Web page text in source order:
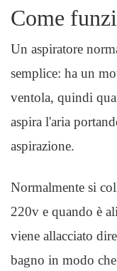
Come
Un aspiratore
semplice: ha un
ventola, quindi
aspira l'aria
aspirazione.
Normalmente si
220v e quando è
viene allacciato
bagno in modo